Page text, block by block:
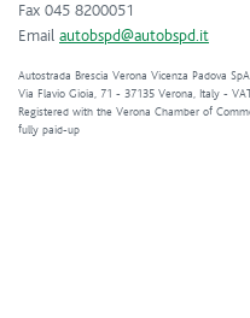
Fax 045 8200051
Email autobspd@autobspd.it
Autostrada Brescia Verona Vicenza Padova
Via Flavio Gioia, 71 - 37135 Verona, Italy -
Registered with the Verona Chamber of
fully paid-up